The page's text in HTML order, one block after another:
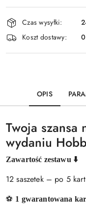
dostawa
Czas wysyłki:
Koszt dostawy:
0
OPIS
Twoja
wydaniu
Zawartość zestawu ⬇️
12 saszetek – po 5
⚽ 1 gwarantowana